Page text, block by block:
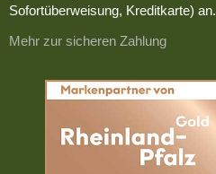
Sofortüberweisung, Kreditkarte) an.
Mehr zur sicheren Zahlung